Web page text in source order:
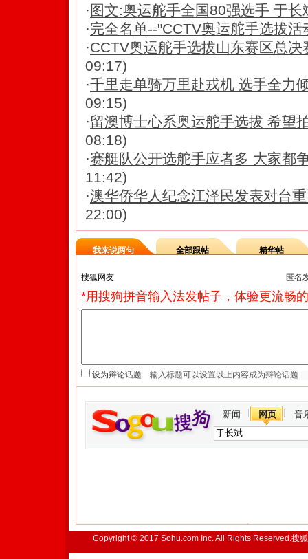
· 图文:奥运舵手全国80强选手 于长
·完全名单--"CCTV奥运舵手选拔活
·CCTV奥运舵手选拔山东赛区总决
09:17)
·千里走单骑万里赴戎机 选手全力
09:15)
·留澳博士心系奥运舵手选拔 希望
08:18)
·赛艇队公开选舵手应者多 大家都
11:42)
·澳华侨华人纪念江泽民发表对台
22:00)
我来说两句 全部跟帖 精华帖
匿名
*用搜狗拼音输入法发帖子，体验更流畅
设为辩论话题
新闻 网页 音
Copyright © 2017 Sohu.com Inc. All Rights Reserved.搜